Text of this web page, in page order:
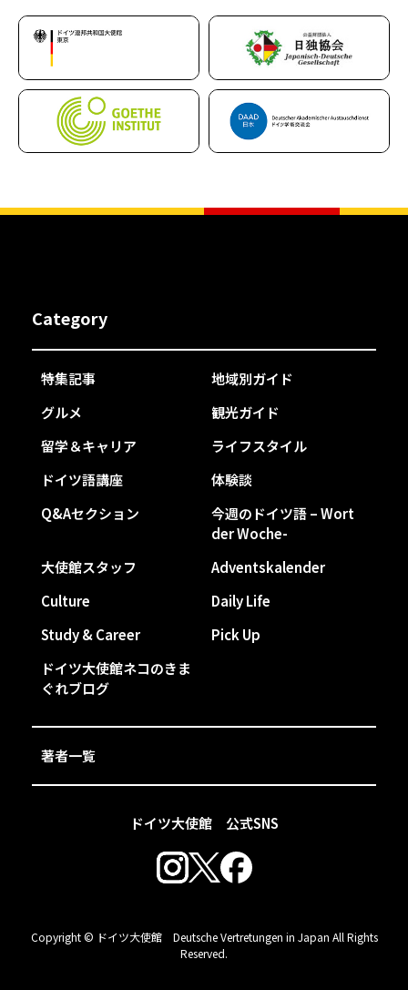
ドイツ大使館 公式SNS
Category
特集記事
地域別ガイド
グルメ
観光ガイド
留学＆キャリア
ライフスタイル
ドイツ語講座
体験談
Q&Aセクション
今週のドイツ語 – Wort
der Woche-
大使館スタッフ
Adventskalender
Culture
Daily Life
Study & Career
Pick Up
ドイツ大使館ネコのきま
ぐれブログ
著者一覧
Copyright © ドイツ大使館 Deutsche Vertretungen in Japan All Rights
Reserved.